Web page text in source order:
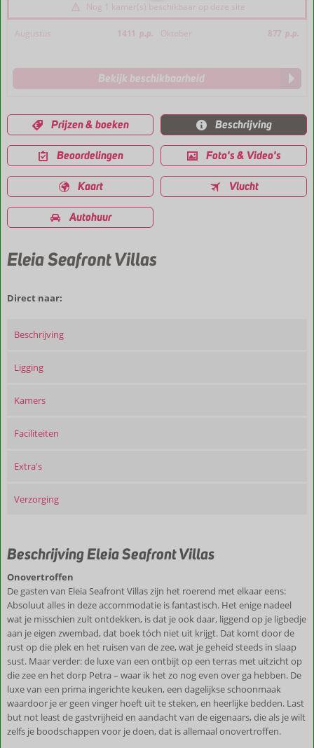
Nog 1 kamer(s) beschikbaar op deze site
Augustus 1411 p.p. Oktober 877 p.p.
Bekijk beschikbaarheid
Prijzen & boeken Beschrijving
Beoordelingen Foto's & Video's
Kaart Vlucht
Autohuur
Eleia Seafront Villas
Direct naar:
Beschrijving
Ligging
Kamers
Faciliteiten
Extra's
Verzorging
Beschrijving Eleia Seafront Villas
Onovertroffen
De gasten van Eleia Seafront Villas zijn het roerend met elkaar eens:
Absoluut alles in deze accommodatie is fantastisch. Het enige nadeel
wat je misschien zult ontdekken, is dat je ook daar, liggend op je ligbedje
aan je eigen zwembad, dat boek tóch niet uit krijgt. Dat komt door de
rust op die plek en het ruisen van de zee, wat je geheid steeds in slaap
sust. Maar verder: de luxe van een ontbijt op een terras met uitzicht op
die zee en het dorp Petra – waar ik het zo nog even over ga hebben. De
luxe van een prima ingerichte keuken, een dagelijkse schoonmaak
waardoor je er geen vinger hoeft uit te steken, en heerlijke bedden. Last
but not least de gastvrijheid en aandacht van de eigenaars, die als je wilt
zelfs je boodschappen voor je doen, dat is allemaal onovertroffen.